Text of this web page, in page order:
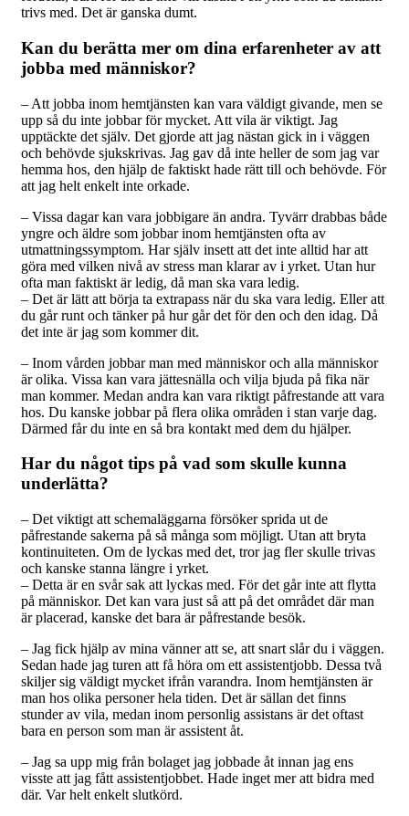
trivs med. Det är ganska dumt.
Kan du berätta mer om dina erfarenheter av att
jobba med människor?
– Att jobba inom hemtjänsten kan vara väldigt givande, men se
upp så du inte jobbar för mycket. Att vila är viktigt. Jag
upptäckte det själv. Det gjorde att jag nästan gick in i väggen
och behövde sjukskrivas. Jag gav då inte heller de som jag var
hemma hos, den hjälp de faktiskt hade rätt till och behövde. För
att jag helt enkelt inte orkade.
– Vissa dagar kan vara jobbigare än andra. Tyvärr drabbas både
yngre och äldre som jobbar inom hemtjänsten ofta av
utmattningssymptom. Har själv insett att det inte alltid har att
göra med vilken nivå av stress man klarar av i yrket. Utan hur
ofta man faktiskt är ledig, då man ska vara ledig.
– Det är lätt att börja ta extrapass när du ska vara ledig. Eller att
du går runt och tänker på hur går det för den och den idag. Då
det inte är jag som kommer dit.
– Inom vården jobbar man med människor och alla människor
är olika. Vissa kan vara jättesnälla och vilja bjuda på fika när
man kommer. Medan andra kan vara riktigt påfrestande att vara
hos. Du kanske jobbar på flera olika områden i stan varje dag.
Därmed får du inte en så bra kontakt med dem du hjälper.
Har du något tips på vad som skulle kunna
underlätta?
– Det viktigt att schemaläggarna försöker sprida ut de
påfrestande sakerna på så många som möjligt. Utan att bryta
kontinuiteten. Om de lyckas med det, tror jag fler skulle trivas
och kanske stanna längre i yrket.
– Detta är en svår sak att lyckas med. För det går inte att flytta
på människor. Det kan vara just så att på det området där man
är placerad, kanske det bara är påfrestande besök.
– Jag fick hjälp av mina vänner att se, att snart slår du i väggen.
Sedan hade jag turen att få höra om ett assistentjobb. Dessa två
skiljer sig väldigt mycket ifrån varandra. Inom hemtjänsten är
man hos olika personer hela tiden. Det är sällan det finns
stunder av vila, medan inom personlig assistans är det oftast
bara en person som man är assistent åt.
– Jag sa upp mig från bolaget jag jobbade åt innan jag ens
visste att jag fått assistentjobbet. Hade inget mer att bidra med
där. Var helt enkelt slutkörd.